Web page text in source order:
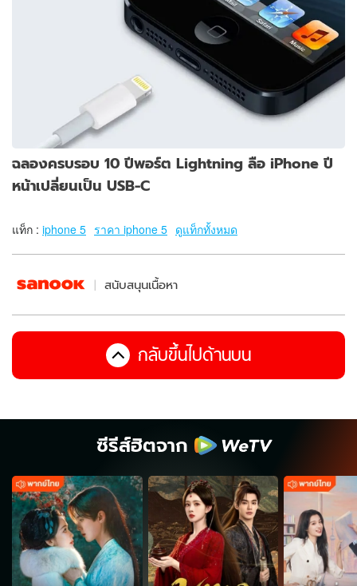
ฉลองครบรอบ 10 ปีพอร์ต Lightning ลือ iPhone ปี
หน้าเปลี่ยนเป็น USB-C
แท็ก : iphone 5 ราคา iphone 5 ดูแท็กทั้งหมด
สนับสนุนเนื้อหา
กลับขึ้นไปด้านบน
ซีรีส์ฮิตจาก